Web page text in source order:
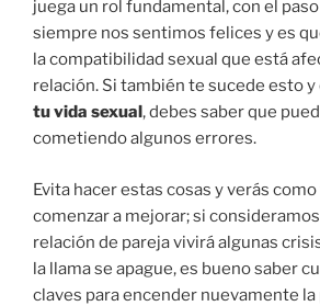
juega un rol fundamental, con el
siempre nos sentimos felices y es
la compatibilidad sexual que está
relación. Si también te sucede esto
tu vida sexual, debes saber que
cometiendo algunos errores.
Evita hacer estas cosas y verás
comenzar a mejorar; si
relación de pareja vivirá algunas
la llama se apague, es bueno saber
claves para encender nuevamente la